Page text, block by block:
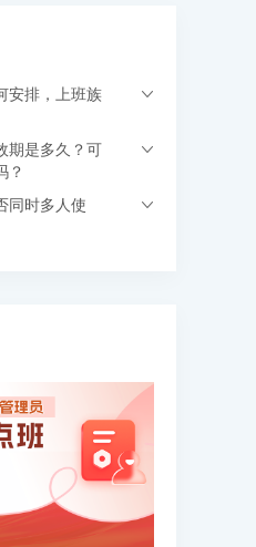
安排，上班族
网页、APP（应用市
单观看，有效期内随时
期是多久？可
？
天（具体参考产品
同时多人使
踢出最早登录的设备。